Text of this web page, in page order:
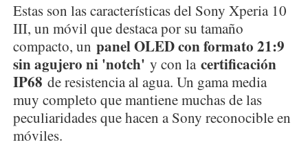
Estas son las características del Sony Xperia 10
III, un móvil que destaca por su tamaño
compacto, un panel OLED con formato 21:9
sin agujero ni 'notch' y con la certificación
IP68 de resistencia al agua. Un gama media
muy completo que mantiene muchas de las
peculiaridades que hacen a Sony reconocible en
móviles.